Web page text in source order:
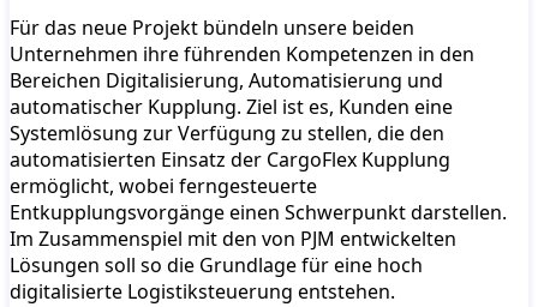
Für das neue Projekt bündeln unsere beiden
Unternehmen ihre führenden Kompetenzen in den
Bereichen Digitalisierung, Automatisierung und
automatischer Kupplung. Ziel ist es, Kunden eine
Systemlösung zur Verfügung zu stellen, die den
automatisierten Einsatz der CargoFlex Kupplung
ermöglicht, wobei ferngesteuerte
Entkupplungsvorgänge einen Schwerpunkt darstellen.
Im Zusammenspiel mit den von PJM entwickelten
Lösungen soll so die Grundlage für eine hoch
digitalisierte Logistiksteuerung entstehen.